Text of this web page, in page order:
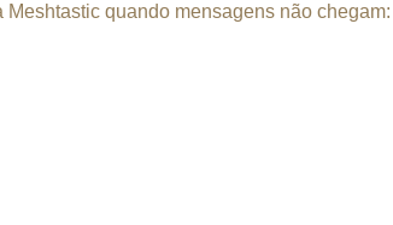
quando mensagens não